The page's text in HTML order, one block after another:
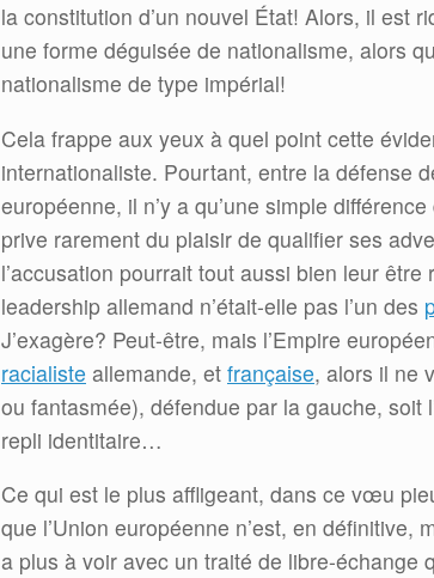
la constitution d’un nouvel État! Alors, il est
une forme déguisée de nationalisme, alors
nationalisme de type impérial!
Cela frappe aux yeux à quel point cette
internationaliste. Pourtant, entre la défense
européenne, il n’y a qu’une simple
prive rarement du plaisir de qualifier ses
l’accusation pourrait tout aussi bien leur
leadership allemand n’était-elle pas l’un des
J’exagère? Peut-être, mais l’Empire
racialiste allemande, et française, alors il ne
ou fantasmée), défendue par la gauche, soit
repli identitaire…
Ce qui est le plus affligeant, dans ce vœu
que l’Union européenne n’est, en définitive,
a plus à voir avec un traité de libre-échange